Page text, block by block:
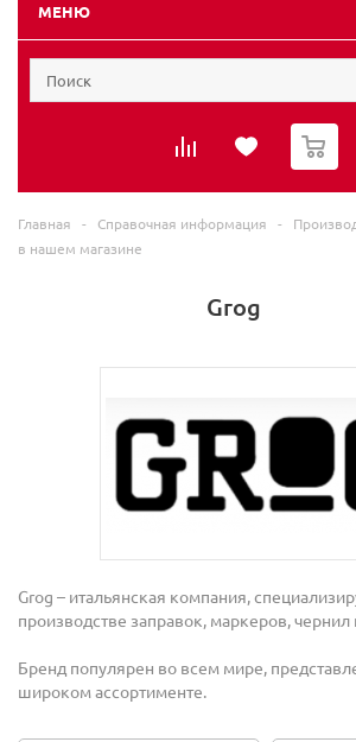
МЕНЮ
0
Главная - Справочная информация -
в нашем магазине
Grog
Grog – итальянская компания,
производстве заправок, маркеров, чернил
Бренд популярен во всем мире,
широком ассортименте.